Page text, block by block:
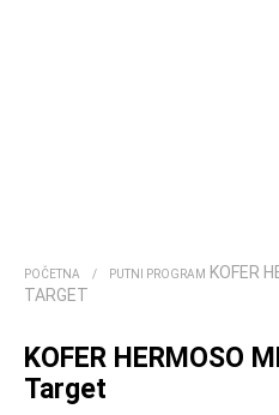
POČETNA / PUTNI PROGRAM
KOFER
TARGET
KOFER HERMOSO
Target